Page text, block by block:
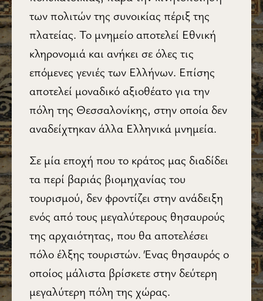
των πολιτών της συνοικίας πέριξ της
πλατείας. Το μνημείο αποτελεί Εθνική
κληρονομιά και ανήκει σε όλες τις
επόμενες γενιές των Ελλήνων. Επίσης
αποτελεί μοναδικό αξιοθέατο για την
πόλη της Θεσσαλονίκης, στην οποία δεν
αναδείχτηκαν άλλα Ελληνικά μνημεία.
Σε μία εποχή που το κράτος μας διαδίδει
τα περί βαριάς βιομηχανίας του
τουρισμού, δεν φροντίζει στην ανάδειξη
ενός από τους μεγαλύτερους θησαυρούς
της αρχαιότητας, που θα αποτελέσει
πόλο έλξης τουριστών. Ένας θησαυρός ο
οποίος μάλιστα βρίσκετε στην δεύτερη
μεγαλύτερη πόλη της χώρας.